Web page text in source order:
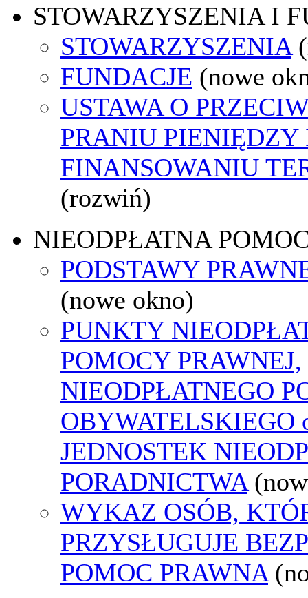
STOWARZYSZENIA I
STOWARZYSZENIA
FUNDACJE (nowe
USTAWA O
PRANIU PIENIĘDZY
FINANSOWANIU
(rozwiń)
NIEODPŁATNA
PODSTAWY
(nowe okno)
PUNKTY
POMOCY PRAWNEJ,
NIEODPŁATNEGO
OBYWATELSKIEGO
JEDNOSTEK
PORADNICTWA
WYKAZ OSÓB,
PRZYSŁUGUJE
POMOC PRAWNA